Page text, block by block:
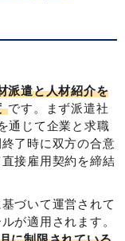
派遣と人材紹介を
です。まず派遣社
通じて企業と求職
了時に双方の合意
接雇用契約を締結
づいて運営されて
が適用されます。